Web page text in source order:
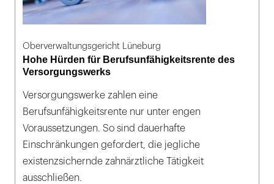
Oberverwaltungsgericht Lüneburg
Hohe Hürden für Berufsunfähigkeitsrente des
Versorgungswerks
Versorgungswerke zahlen eine
Berufsunfähigkeitsrente nur unter engen
Voraussetzungen. So sind dauerhafte
Einschränkungen gefordert, die jegliche
existenzsichernde zahnärztliche Tätigkeit
ausschließen.